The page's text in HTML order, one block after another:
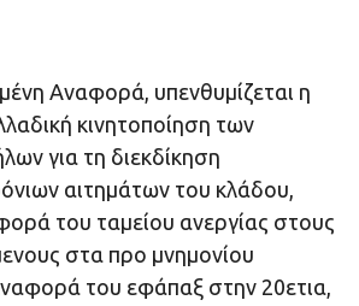
Αναφορά, υπενθυμίζεται η
κινητοποίηση των
για τη διεκδίκηση
αιτημάτων του κλάδου,
του ταμείου ανεργίας στους
στα προ μνημονίου
του εφάπαξ στην 20ετια,